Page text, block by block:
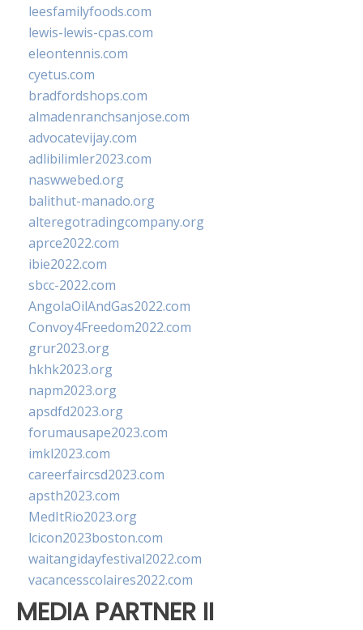
leesfamilyfoods.com
lewis-lewis-cpas.com
eleontennis.com
cyetus.com
bradfordshops.com
almadenranchsanjose.com
advocatevijay.com
adlibilimler2023.com
naswwebed.org
balithut-manado.org
alteregotradingcompany.org
aprce2022.com
ibie2022.com
sbcc-2022.com
AngolaOilAndGas2022.com
Convoy4Freedom2022.com
grur2023.org
hkhk2023.org
napm2023.org
apsdfd2023.org
forumausape2023.com
imkl2023.com
careerfaircsd2023.com
apsth2023.com
MedItRio2023.org
lcicon2023boston.com
waitangidayfestival2022.com
vacancesscolaires2022.com
MEDIA PARTNER II